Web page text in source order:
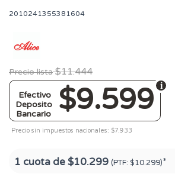
2010241355381604
Precio lista $11.444
$9.599
Efectivo
Deposito
Bancario
Precio sin impuestos nacionales: $7.933
1 cuota de$10.299 (PTF: $10.299)*